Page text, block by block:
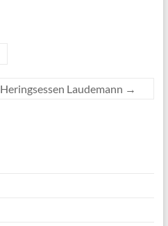
Heringsessen Laudemann →